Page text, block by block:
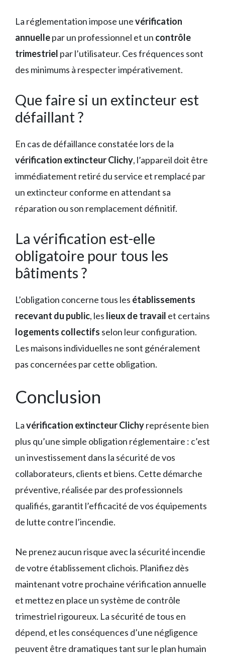
La réglementation impose unevérification
annuellepar un professionnel et un contrôle
trimestriel par l’utilisateur. Ces fréquences sont
des minimums à respecter impérativement.
Que faire si un extincteur est
défaillant ?
En cas de défaillance constatée lors de la
vérification extincteur Clichy, l’appareil doit être
immédiatement retiré du service et remplacé par
un extincteur conforme en attendant sa
réparation ou son remplacement définitif.
La vérification est-elle
obligatoire pour tous les
bâtiments ?
L’obligation concerne tous les établissements
recevant du public, les lieux de travail et certains
logements collectifs selon leur configuration.
Les maisons individuelles ne sont généralement
pas concernées par cette obligation.
Conclusion
Lavérification extincteur Clichyreprésente bien
plus qu’une simple obligation réglementaire : c’est
un investissement dans la sécurité de vos
collaborateurs, clients et biens. Cette démarche
préventive, réalisée par des professionnels
qualifiés, garantit l’efficacité de vos équipements
de lutte contre l’incendie.
Ne prenez aucun risque avec la sécurité incendie
de votre établissement clichois. Planifiez dès
maintenant votre prochaine vérification annuelle
et mettez en place un système de contrôle
trimestriel rigoureux. La sécurité de tous en
dépend, et les conséquences d’une négligence
peuvent être dramatiques tant sur le plan humain